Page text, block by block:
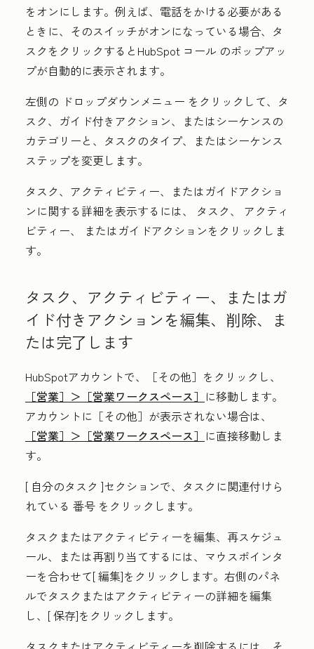
をオンにします。例えば、電話をかける必要がある
ときに、そのスイッチがオンになっている場合、タ
スクをクリックするとHubSpot コール のポップアッ
プが自動的に表示されます。
左側の ドロップダウンメニュー をクリックして、タ
スク、ガイド付きアクション、またはシーケンスの
カテゴリーと、タスクのタイプ、またはシーケンス
ステップを変更します。
タスク、アクティビティー、またはガイドアクショ
ンに関する詳細を表示するには、 タスク、 アクティ
ビティ ー、 またはガイドアクションをクリックしま
す。
タスク、アクティビティー、またはガ
イド付きアクションを編集、削除、ま
たは完了します
HubSpotアカウントで、
［その他］をクリックし、
［営業］＞ ［営業ワークスペース］ に移動します。
アカウントに ［その他］が表示されない場合は、
［営業］＞ ［営業ワークスペース］ に直接移動しま
す。
[ 自分のタスク ]セクションで、タスクに関連付けら
れている 番号 をクリックします。
タスクまたはアクティビティーを編集、再スケジュ
ール、または再割り当てするには、マウスポインタ
ーを合わせて[編集]をクリックします。右側のパネ
ルでタスクまたはアクティビティーの詳細を編集
し、[保存]をクリックします。